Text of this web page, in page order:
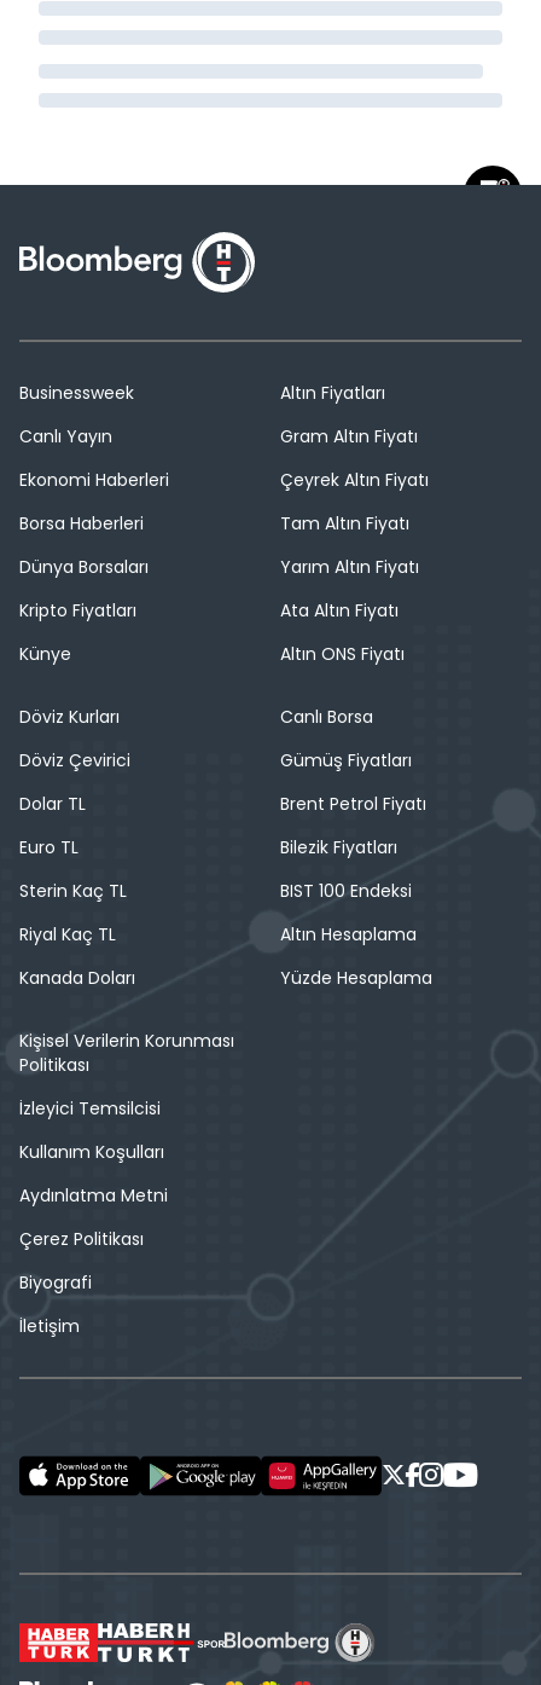
Businessweek
Canlı Yayın
Ekonomi Haberleri
Borsa Haberleri
Dünya Borsaları
Kripto Fiyatları
Künye
Altın Fiyatları
Gram Altın Fiyatı
Çeyrek Altın Fiyatı
Tam Altın Fiyatı
Yarım Altın Fiyatı
Ata Altın Fiyatı
Altın ONS Fiyatı
Döviz Kurları
Döviz Çevirici
Dolar TL
Euro TL
Sterin Kaç TL
Riyal Kaç TL
Kanada Doları
Canlı Borsa
Gümüş Fiyatları
Brent Petrol Fiyatı
Bilezik Fiyatları
BIST 100 Endeksi
Altın Hesaplama
Yüzde Hesaplama
Kişisel Verilerin Korunması
Politikası
İzleyici Temsilcisi
Kullanım Koşulları
Aydınlatma Metni
Çerez Politikası
Biyografi
İletişim